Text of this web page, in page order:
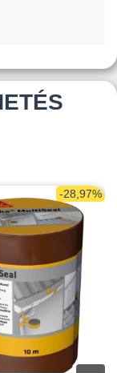
-28,97%